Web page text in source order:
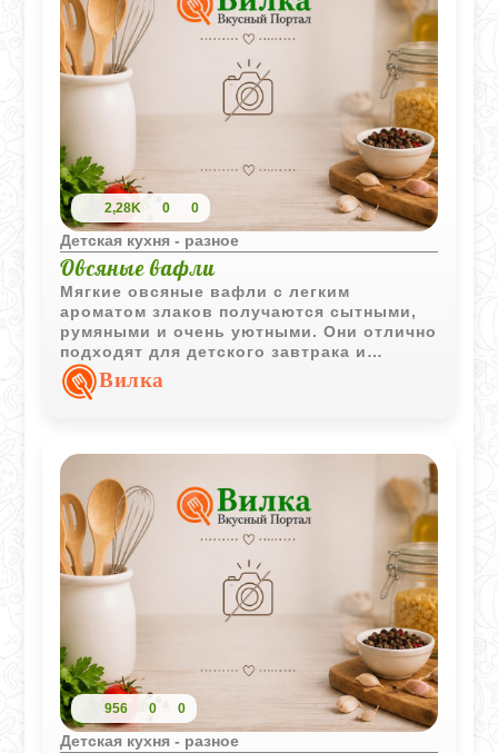
2,28K 0 0
Детская кухня - разное
Овсяные вафли
Мягкие овсяные вафли с легким
ароматом злаков получаются сытными,
румяными и очень уютными. Они отлично
подходят для детского завтрака и
особенно вкусны с йогуртом, фруктами
или ягодным пюре.
Вилка
956 0 0
Детская кухня - разное